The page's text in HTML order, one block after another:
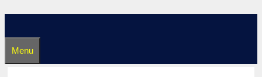
Menu